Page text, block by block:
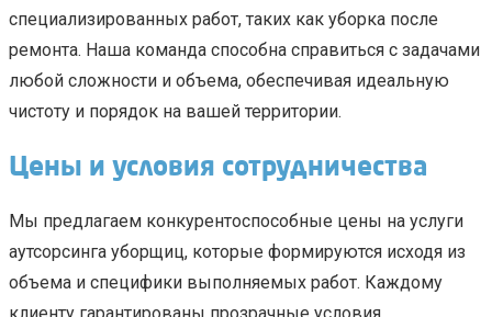
специализированных работ, таких как уборка после
ремонта. Наша команда способна справиться с задачами
любой сложности и объема, обеспечивая идеальную
чистоту и порядок на вашей территории.
Цены и условия сотрудничества
Мы предлагаем конкурентоспособные цены на услуги
аутсорсинга уборщиц, которые формируются исходя из
объема и специфики выполняемых работ. Каждому